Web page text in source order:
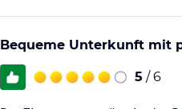
Bequeme Unterkunft mit
5 / 6